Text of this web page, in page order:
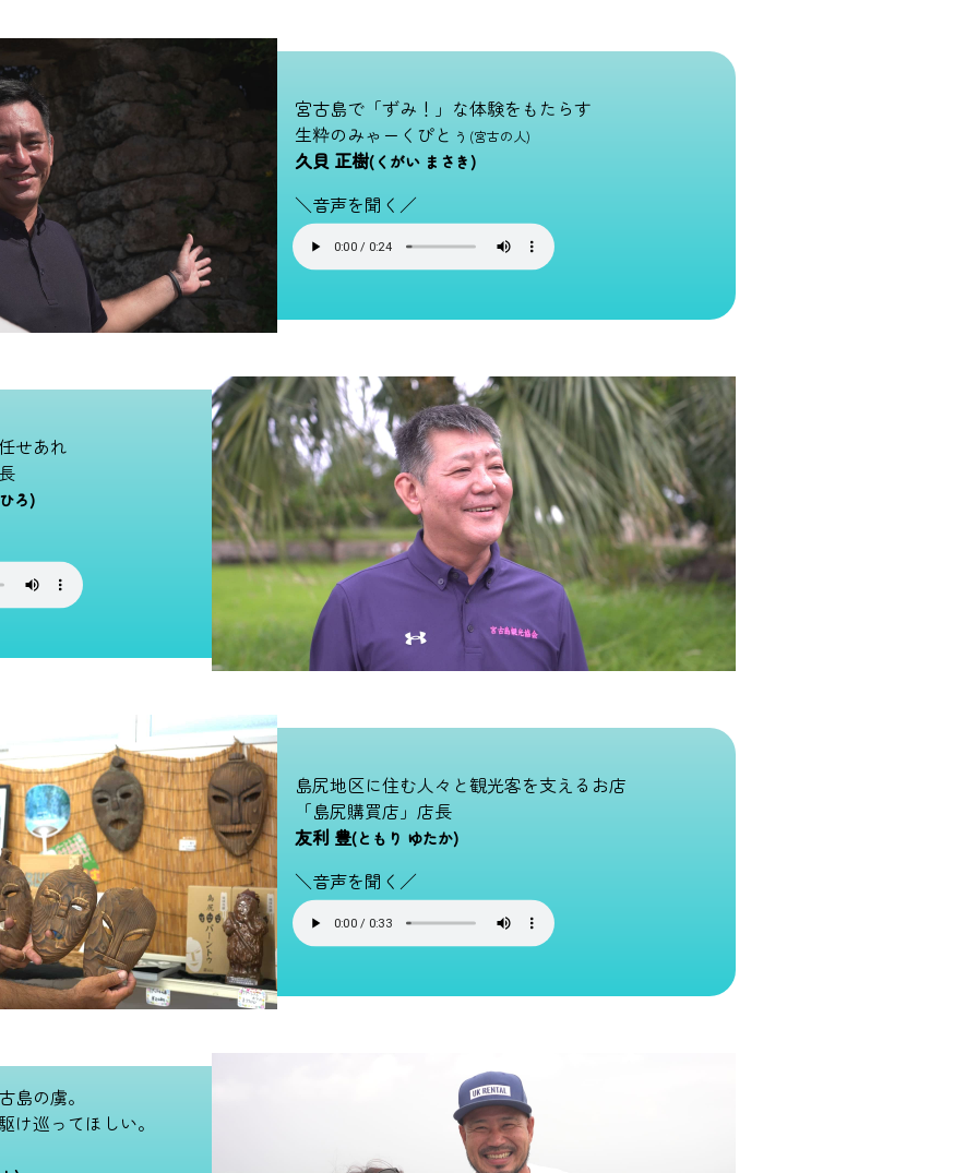
宮古島で「ずみ！」な体験をもたらす
生粋のみゃーくぴとぅ (宮古の人)
久貝 正樹(くがい まさき)
＼音声を聞く／
せあれ
ろ)
島尻地区に住む人々と観光客を支えるお店
「島尻購買店」店長
友利 豊(ともり ゆたか)
＼音声を聞く／
島の虜。
け巡ってほしい。